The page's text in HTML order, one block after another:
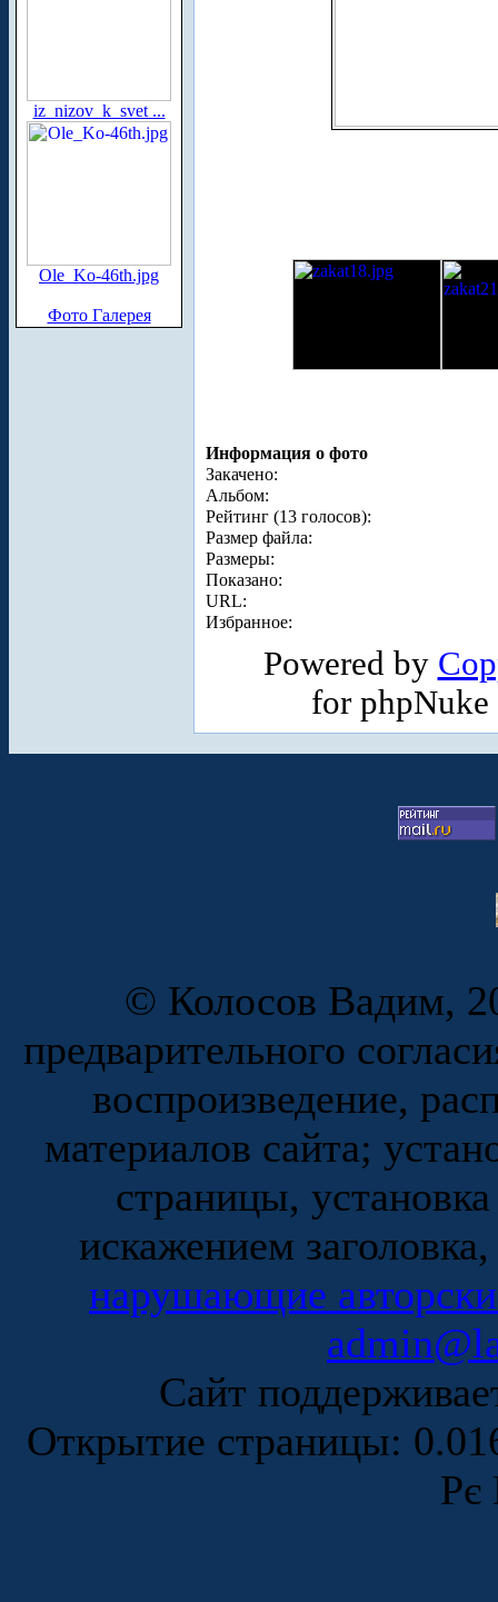
iz_nizov_k_svet ...
Ole_Ko-46th.jpg
Фото Галерея
Информация о фото
Закачено:
Альбом:
Рейтинг (13 голосов):
Размер файла:
Размеры:
Показано:
URL:
Избранное:
Powered by
for
© Колосов Вадим,
предварительного
воспроизведение,
материалов сайта;
страницы,
искажением
нарушающие
Сайт
Открытие страницы:
Рє